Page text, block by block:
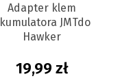
Adapter klem
JMTdo
Hawker
19,99 zł